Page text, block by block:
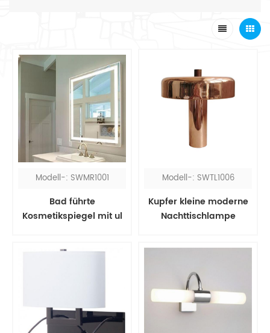
Modell-: SWMR1001
Bad führte
Kosmetikspiegel mit ul
Modell-: SWTL1006
Kupfer kleine moderne
Nachttischlampe